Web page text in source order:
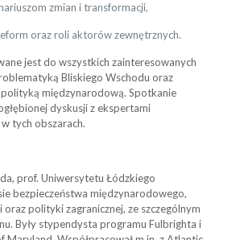
zmian i transformacji,
oraz roli aktorów zewnętrznych.
jest do wszystkich zainteresowanych
Bliskiego Wschodu oraz
międzynarodową. Spotkanie
dyskusji z ekspertami
tych obszarach.
prof. Uniwersytetu Łódzkiego
bezpieczeństwa międzynarodowego,
polityki zagranicznej, ze szczególnym
Były stypendysta programu Fulbrighta i